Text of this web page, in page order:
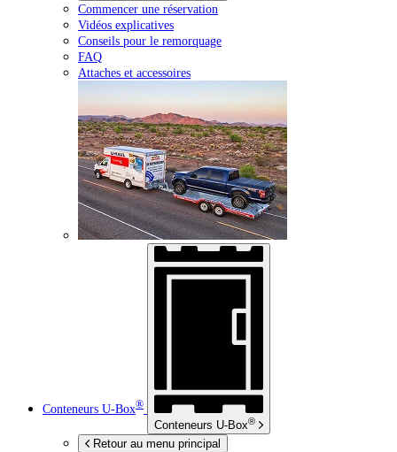
Commencer une réservation
Vidéos explicatives
Conseils pour le remorquage
FAQ
Attaches et accessoires
Conteneurs U-Box®
Conteneurs U-Box®
Retour au menu principal